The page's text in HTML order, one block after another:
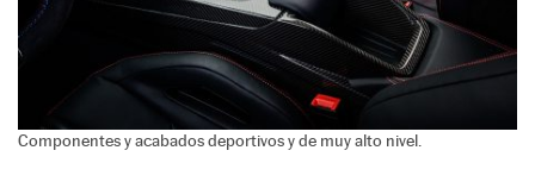
Componentes y acabados deportivos y de muy alto nivel.